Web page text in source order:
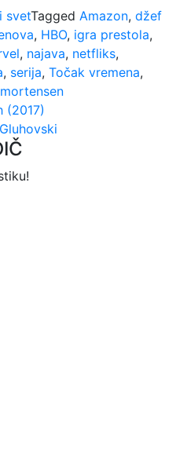
svetTagged Amazon, džef
, HBO, igra prestola,
, najava, netfliks,
, serija, Točak vremena,
(2017)